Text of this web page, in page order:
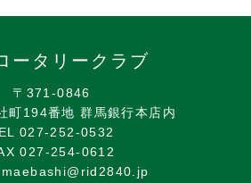
ータリークラブ
〒371-0846
町194番地 群馬銀行本店内
027-252-0532
027-254-0612